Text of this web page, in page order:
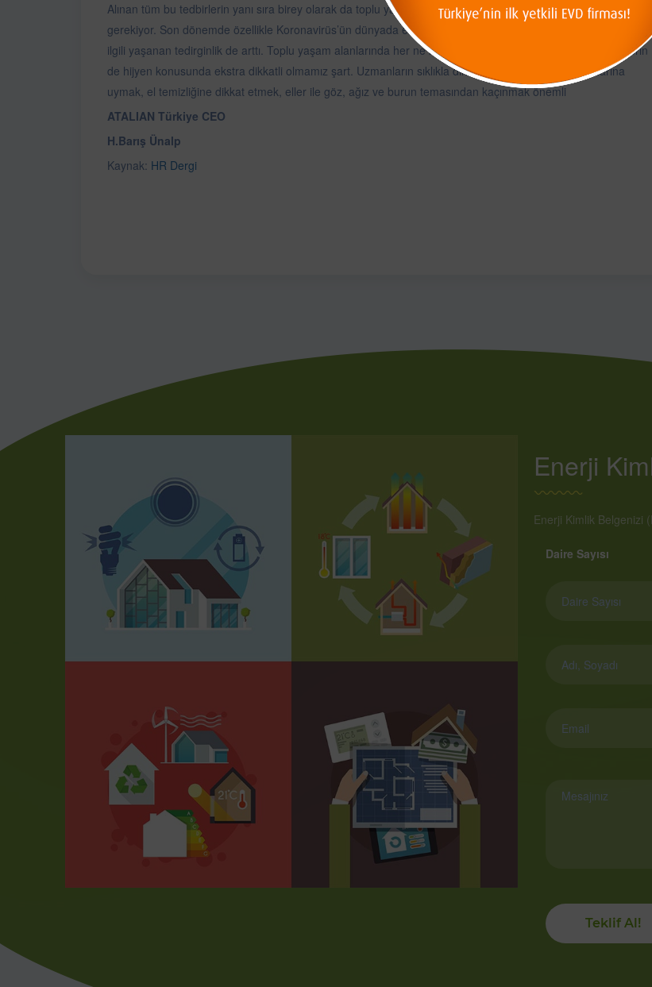
Alınan tüm bu tedbirlerin yanı sıra birey olarak da toplu yaşam alanlarındaki hijyene dikkat etmemiz
gerekiyor. Son dönemde özellikle Koronavirüs’ün dünyada etkilerinin artmasıyla birlikte, bulaşıcı hastalıklarla
ilgili yaşanan tedirginlik de arttı. Toplu yaşam alanlarında her ne kadar tüm tedbirler artırılmış olsa da bizlerin
de hijyen konusunda ekstra dikkatli olmamız şart. Uzmanların sıklıkla dile getirdiği gibi; hijyen kurallarına
uymak, el temizliğine dikkat etmek, eller ile göz, ağız ve burun temasından kaçınmak önemli
ATALIAN Türkiye CEO
H.Barış Ünalp
Kaynak: HR Dergi
Enerji
Enerji Kimlik Belgenizi
Daire Sayısı
Teklif Al!